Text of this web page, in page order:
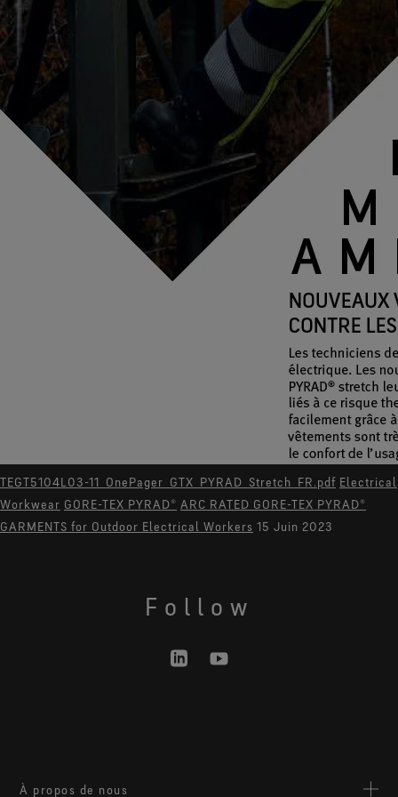
GORE-TEX SURROUND
Respirabilité à 360°, imperméabilité durable
Technologie de produit
GORE-TEX THERMIUM
Plus grand confort thermique sur une plus grande
échelle de températures
Technologie de produit CHEMPAK®by GORE-TEX LABS
Large protection contre les produits chimiques et
biologiques, pour plus de performance en missions.
Technologie de produit WINDSTOPPER
LABS
Totalement coupe-vent, respirabilité maximale.
Tige avec technologie EXTRAGUARD
Une durabilité extrême combinée à une légèreté
TEGT5104L03-11_OnePager_GTX_PYRAD_Stretch_FR.pdf Electrical
Workwear GORE-TEX PYRAD® ARC RATED GORE-TEX PYRAD®
GARMENTS for Outdoor Electrical Workers 15 Juin 2023
Follow
À propos de nous